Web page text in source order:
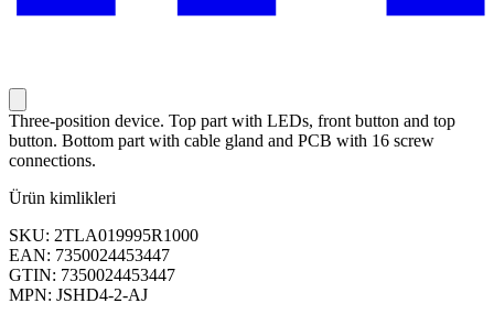
Three-position device. Top part with LEDs, front button and top
button. Bottom part with cable gland and PCB with 16 screw
connections.
Ürün kimlikleri
SKU: 2TLA019995R1000
EAN: 7350024453447
GTIN: 7350024453447
MPN: JSHD4-2-AJ